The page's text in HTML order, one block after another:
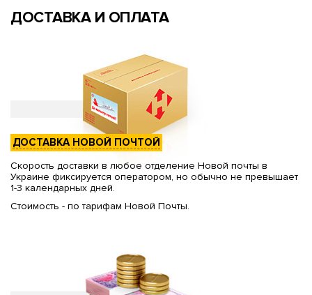
ДОСТАВКА И ОПЛАТА
ДОСТАВКА НОВОЙ ПОЧТОЙ
Скорость доставки в любое отделение Новой почты в
Украине фиксируется оператором, но обычно не превышает
1-3 календарных дней.
Стоимость - по тарифам Новой Почты.